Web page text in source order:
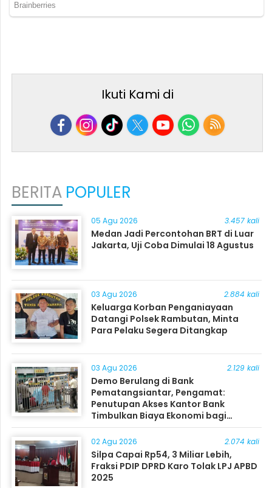
Ikuti Kami di
BERITA POPULER
05 Agu 2026 3.457 kali
Medan Jadi Percontohan BRT di Luar
Jakarta, Uji Coba Dimulai 18 Agustus
03 Agu 2026 2.884 kali
Keluarga Korban Penganiayaan
Datangi Polsek Rambutan, Minta
Para Pelaku Segera Ditangkap
03 Agu 2026 2.129 kali
Demo Berulang di Bank
Pematangsiantar, Pengamat:
Penutupan Akses Kantor Bank
Timbulkan Biaya Ekonomi bagi
Masyarakat
02 Agu 2026 2.074 kali
Silpa Capai Rp54, 3 Miliar Lebih,
Fraksi PDIP DPRD Karo Tolak LPJ APBD
2025